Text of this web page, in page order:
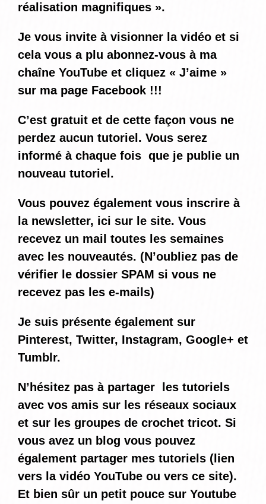
réalisation magnifiques ».
Je vous invite à visionner la vidéo et si
cela vous a plu abonnez-vous à ma
chaîne YouTube et cliquez « J’aime »
sur ma page Facebook !!!
C’est gratuit et de cette façon vous ne
perdez aucun tutoriel. Vous serez
informé à chaque fois que je publie un
nouveau tutoriel.
Vous pouvez également vous inscrire à
la newsletter, ici sur le site. Vous
recevez un mail toutes les semaines
avec les nouveautés. (N’oubliez pas de
vérifier le dossier SPAM si vous ne
recevez pas les e-mails)
Je suis présente également sur
Pinterest, Twitter, Instagram, Google+ et
Tumblr.
N’hésitez pas à partager les tutoriels
avec vos amis sur les réseaux sociaux
et sur les groupes de crochet tricot. Si
vous avez un blog vous pouvez
également partager mes tutoriels (lien
vers la vidéo YouTube ou vers ce site).
Et bien sûr un petit pouce sur Youtube